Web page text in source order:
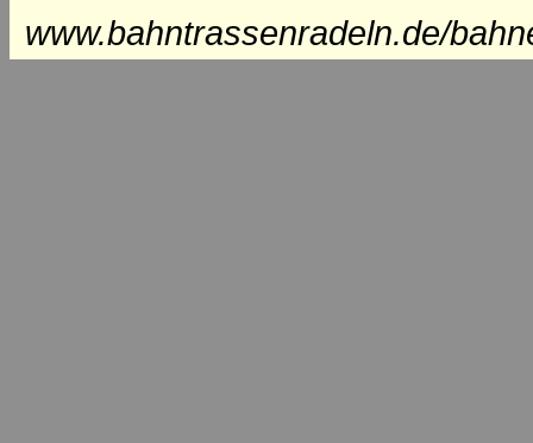
www.bahntrassenradeln.de/